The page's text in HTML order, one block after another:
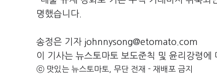
명했습니다.
송정은 기자 johnnysong@etomato.com
이 기사는 뉴스토마토 보도준칙 및 윤리강령에
ⓒ 맛있는 뉴스토마토, 무단 전재 - 재배포 금지